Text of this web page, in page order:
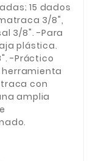
15 dados
3/8",
3/8". -Para
plástica.
-Práctico
con
amplia